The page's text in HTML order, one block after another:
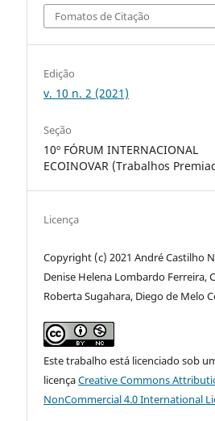
Fomatos de Citação
Edição
v. 10 n. 2 (2021)
Seção
10º FÓRUM INTERNACIONAL
ECOINOVAR (Trabalhos
Licença
Copyright (c) 2021 André Castilho
Denise Helena Lombardo Ferreira,
Roberta Sugahara, Diego de Melo
Este trabalho está licenciado sob
licençaCreative Commons
NonCommercial 4.0 International